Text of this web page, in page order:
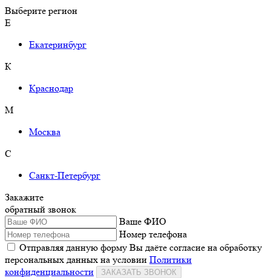
Выберите регион
Е
Екатеринбург
К
Краснодар
М
Москва
С
Санкт-Петербург
Закажите
обратный звонок
Ваше ФИО
Номер телефона
Отправляя данную форму Вы даёте согласие на обработку
персональных данных на условии Политики
конфиденциальности
ЗАКАЗАТЬ ЗВОНОК